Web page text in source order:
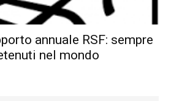
annuale RSF: sempre
nel mondo